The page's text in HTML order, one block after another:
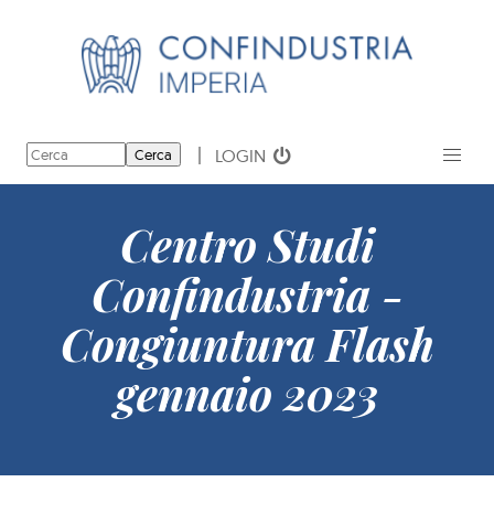
Cerca LOGIN
Centro Studi
Confindustria -
Congiuntura Flash
gennaio 2023